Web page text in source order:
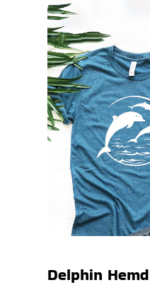
Delphin Hemd